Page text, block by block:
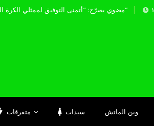
مضوي يصرّح: “أتمنى التوفيق لممثلي الكرة الجزائرية في المسابقات القارية” Mai 4, 2025
متفرقات سيدات وين الماتش